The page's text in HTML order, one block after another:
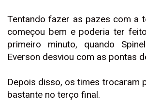
Tentando fazer as pazes com a
começou bem e poderia ter
primeiro minuto, quando
Everson desviou com as pontas
Depois disso, os times trocaram
bastante no terço final.